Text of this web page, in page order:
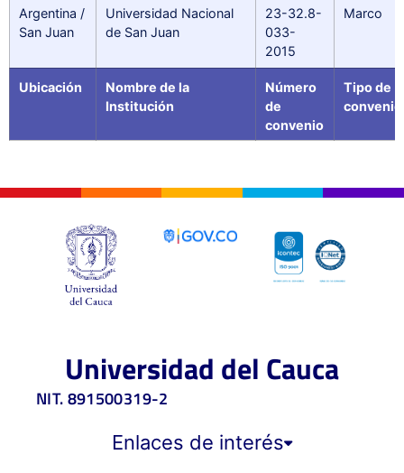
Argentina /
San Juan
Universidad Nacional
de San Juan
23-32.8-
033-
2015
Marco
Ubicación
Nombre de la
Institución
Número
de
convenio
Tipo de
convenio
Universidad del Cauca
NIT. 891500319-2
Enlaces de interés